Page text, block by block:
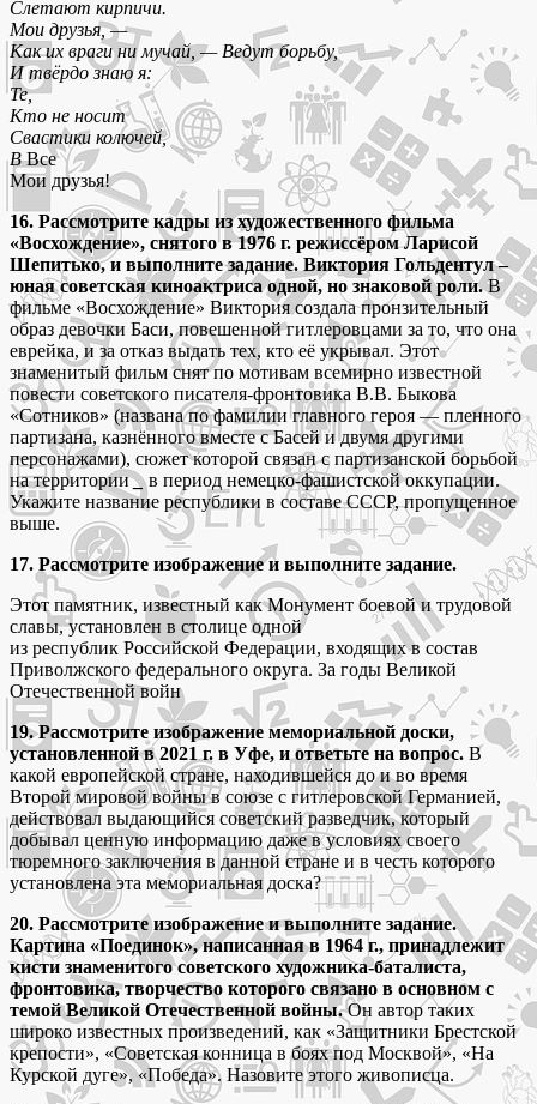
Слетают кирпичи.
Мои друзья, —
Как их враги ни мучай, — Ведут борьбу,
И твёрдо знаю я:
Те,
Кто не носит
Свастики колючей,
ВВсе
Мои друзья!
16. Рассмотрите кадры из художественного фильма
«Восхождение», снятого в 1976 г. режиссёром Ларисой
Шепитько, и выполните задание. Виктория Гольдентул –
юная советская киноактриса одной, но знаковой роли.В
фильме «Восхождение» Виктория создала пронзительный
образ девочки Баси, повешенной гитлеровцами за то, что она
еврейка, и за отказ выдать тех, кто её укрывал. Этот
знаменитый фильм снят по мотивам всемирно известной
повести советского писателя-фронтовика В.В. Быкова
«Сотников» (названа по фамилии главного героя — пленного
партизана, казнённого вместе с Басей и двумя другими
персонажами), сюжет которой связан с партизанской борьбой
на территории_в период немецко-фашистской оккупации.
Укажите название республики в составе СССР, пропущенное
выше.
17. Рассмотрите изображение и выполните задание.
Этот памятник, известный как Монумент боевой и трудовой
славы, установлен в столице одной
из республик Российской Федерации, входящих в состав
Приволжского федерального округа. За годы Великой
Отечественной войн
19. Рассмотрите изображение мемориальной доски,
установленной в 2021 г. в Уфе, и ответьте на вопрос. В
какой европейской стране, находившейся до и во время
Второй мировой войны в союзе с гитлеровской Германией,
действовал выдающийся советский разведчик, который
добывал ценную информацию даже в условиях своего
тюремного заключения в данной стране и в честь которого
установлена эта мемориальная доска?
20. Рассмотрите изображение и выполните задание.
Картина «Поединок», написанная в 1964 г., принадлежит
кисти знаменитого советского художника-баталиста,
фронтовика, творчество которого связано в основном с
темой Великой Отечественной войны.Он автор таких
широко известных произведений, как «Защитники Брестской
крепости», «Советская конница в боях под Москвой», «На
Курской дуге», «Победа». Назовите этого живописца.